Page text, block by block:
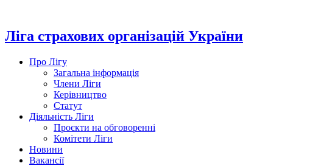
вмісту
Ліга страхових організацій України
Про Лігу
Загальна інформація
Члени Ліги
Керівництво
Статут
Діяльність Ліги
Проєкти на обговоренні
Комітети Ліги
Новини
Вакансії